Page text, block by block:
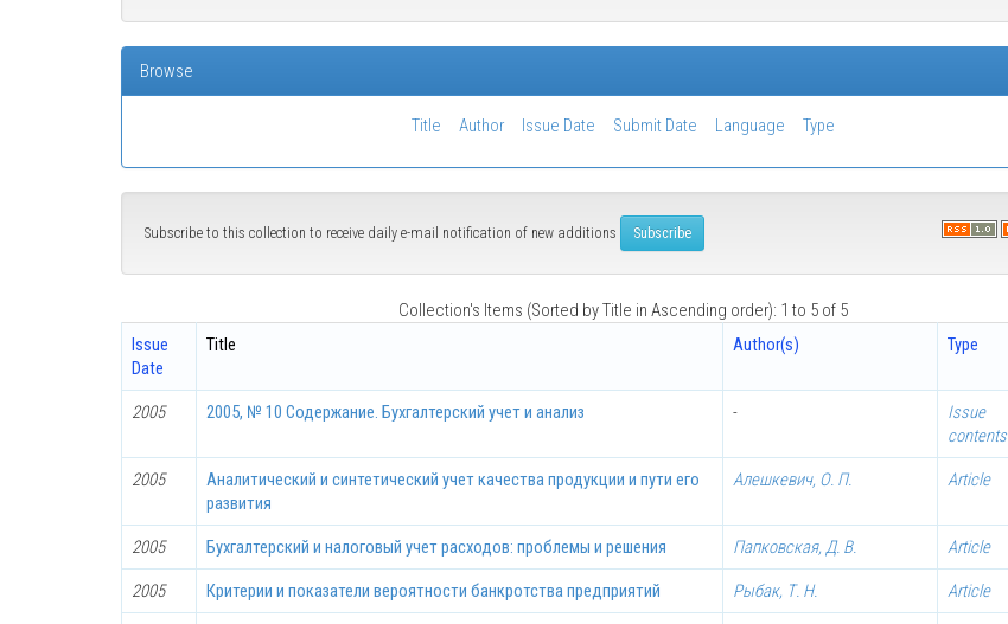
Browse
Title Author Issue Date Submit Date Language Type
Subscribe to this collection to receive daily e-mail notification of new additions
Collection's Items (Sorted by Title in Ascending order): 1 to 5 of 5
Issue
Date
Title Author(s) Type
2005 2005, № 10 Содержание. Бухгалтерский учет и анализ -
Issue
contents
2005
Аналитический и синтетический учет качества продукции и пути его
развития
Алешкевич, О. П. Article
2005 Бухгалтерский и налоговый учет расходов: проблемы и решения Папковская, Д. В. Article
2005 Критерии и показатели вероятности банкротства предприятий Рыбак, Т. Н. Article